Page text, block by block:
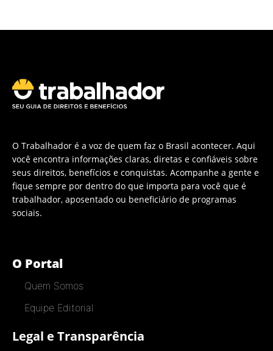
O Trabalhador é a voz de quem faz o Brasil acontecer. Aqui
você encontra informações claras, diretas e confiáveis sobre
seus direitos, benefícios e conquistas. Acompanhe a gente e
fique sempre por dentro do que importa para você que é
trabalhador, aposentado ou beneficiário de programas
sociais.
O Portal
Quem Somos
Equipe Editorial
Legal e Transparência